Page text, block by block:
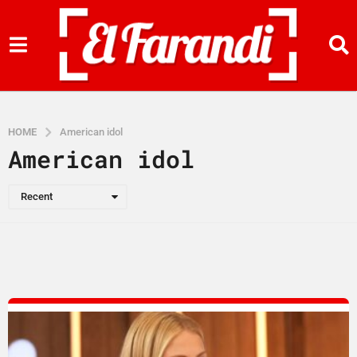
HOME American idol
American idol
Recent